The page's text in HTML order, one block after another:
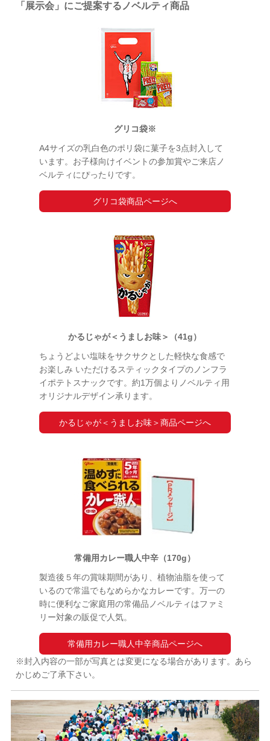
「展示会」にご提案するノベルティ商品
グリコ袋※
A4サイズの乳白色のポリ袋に菓子を3点封入して
います。お子様向けイベントの参加賞やご来店ノ
ベルティにぴったりです。
グリコ袋商品ページへ
かるじゃが＜うましお味＞（41g）
ちょうどよい塩味をサクサクとした軽快な食感で
お楽しみ いただけるスティックタイプのノンフラ
イポテトスナックです。約1万個よりノベルティ用
オリジナルデザイン承ります。
かるじゃが＜うましお味＞商品ページへ
常備用カレー職人中辛（170g）
製造後５年の賞味期間があり、植物油脂を使って
いるので常温でもなめらかなカレーです。万一の
時に便利なご家庭用の常備品ノベルティはファミ
リー対象の販促で人気。
常備用カレー職人中辛商品ページへ
※封入内容の一部が写真とは変更になる場合があります。あら
かじめご了承下さい。